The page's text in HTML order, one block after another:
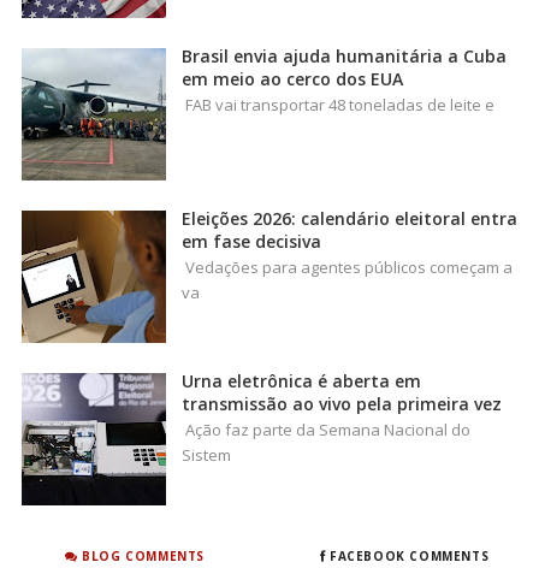
Brasil envia ajuda humanitária a Cuba
em meio ao cerco dos EUA
FAB vai transportar 48 toneladas de leite e
Eleições 2026: calendário eleitoral entra
em fase decisiva
Vedações para agentes públicos começam a
va
Urna eletrônica é aberta em
transmissão ao vivo pela primeira vez
Ação faz parte da Semana Nacional do
Sistem
BLOG COMMENTS FACEBOOK COMMENTS